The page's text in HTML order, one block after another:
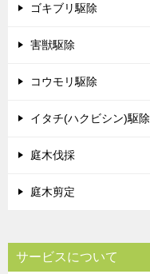
ゴキブリ駆除
害獣駆除
コウモリ駆除
イタチ(ハクビシン)駆除
庭木伐採
庭木剪定
サービスについて